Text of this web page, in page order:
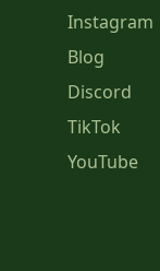
Instagram
Blog
Discord
TikTok
YouTube